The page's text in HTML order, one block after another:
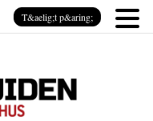
T&aelig;t p&aring;